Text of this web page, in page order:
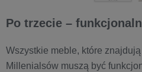
Po trzecie –
Wszystkie meble, które
Millenialsów muszą być